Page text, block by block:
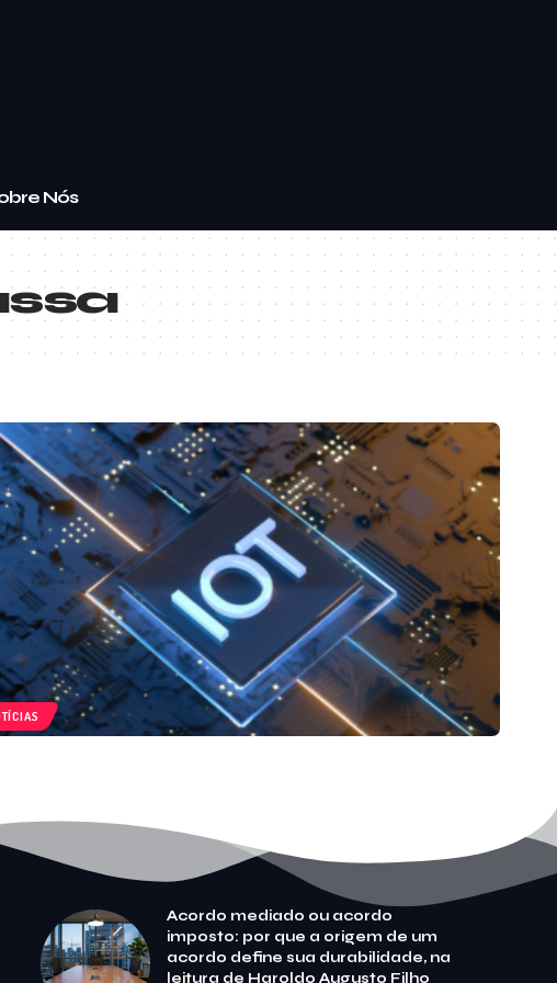
Nós
Acordo mediado ou acordo
imposto: por que a origem de um
acordo define sua durabilidade, na
leitura de Haroldo Augusto Filho